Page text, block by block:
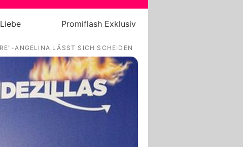
Promiflash Exklusiv
ANGELINA LÄSST SICH SCHEIDEN